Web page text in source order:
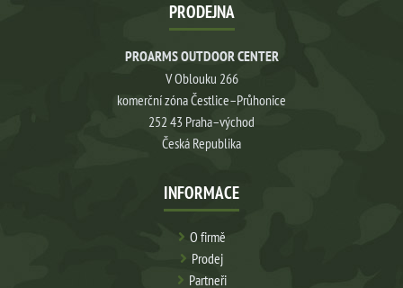
PRODEJNA
PROARMS OUTDOOR CENTER
V Oblouku 266
komerční zóna Čestlice–Průhonice
252 43 Praha–východ
Česká Republika
INFORMACE
O firmě
Prodej
Partneři